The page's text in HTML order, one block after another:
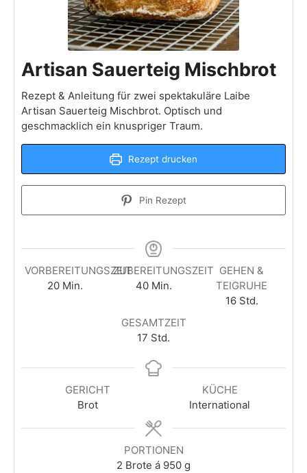
Artisan Sauerteig Mischbrot
Rezept & Anleitung für zwei spektakuläre Laibe
Artisan Sauerteig Mischbrot. Optisch und
geschmacklich ein knuspriger Traum.
Rezept drucken
Pin Rezept
VORBEREITUNGSZEIT
20Minuten
Min.
ZUBEREITUNGSZEIT
40Minuten
Min.
GEHEN &
TEIGRUHE
16Stunden
Std.
GESAMTZEIT
17 Stunden
Std.
GERICHT
Brot
KÜCHE
International
PORTIONEN
2 Brote á 950 g